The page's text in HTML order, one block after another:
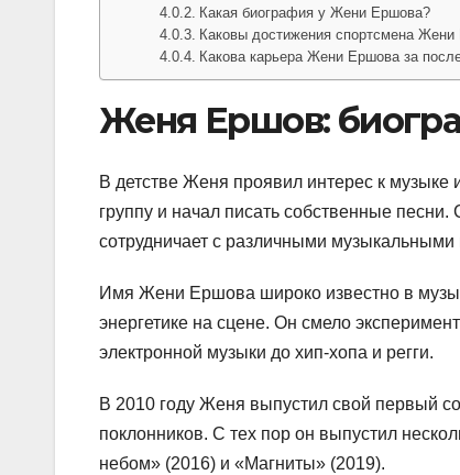
Какая биография у Жени Ершова?
Каковы достижения спортсмена
Какова карьера Жени Ершова за
Женя Ершов:
В детстве Женя проявил интерес к музыке
группу и начал писать собственные
сотрудничает с различными музыкальными
Имя Жени Ершова широко известно в
энергетике на сцене. Он смело
электронной музыки до хип-хопа и регги.
В 2010 году Женя выпустил свой первый
поклонников. С тех пор он выпустил
небом» (2016) и «Магниты» (2019).